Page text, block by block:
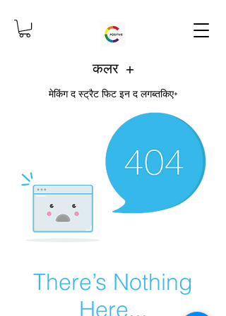
कलर +
मेकिंग द स्ट्रैट फिट इन द लगब्तकिए+
There’s Nothing
Here...